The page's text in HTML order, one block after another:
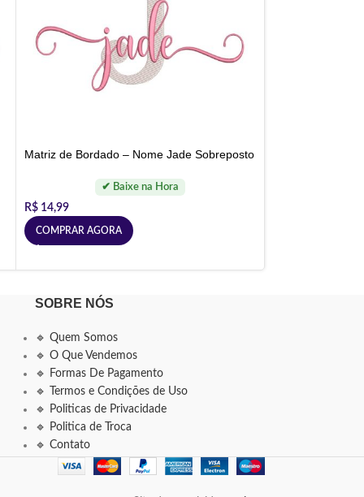
Matriz de Bordado – Nome Jade Sobreposto
R$ 14,99
COMPRAR AGORA
SOBRE NÓS
🔹 Quem Somos
🔹 O Que Vendemos
🔹 Formas De Pagamento
🔹 Termos e Condições de Uso
🔹 Politicas de Privacidade
🔹 Politica de Troca
🔹 Contato